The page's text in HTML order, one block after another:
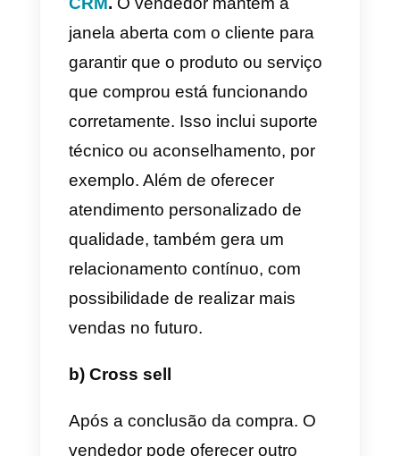
Métodos de fazer uma
venda consultiva
Existem várias maneiras de fazer
uma venda consultiva. De
com o objetivo da venda daquele
momento. O vendedor terá que
Claro que este é um guia ideal,